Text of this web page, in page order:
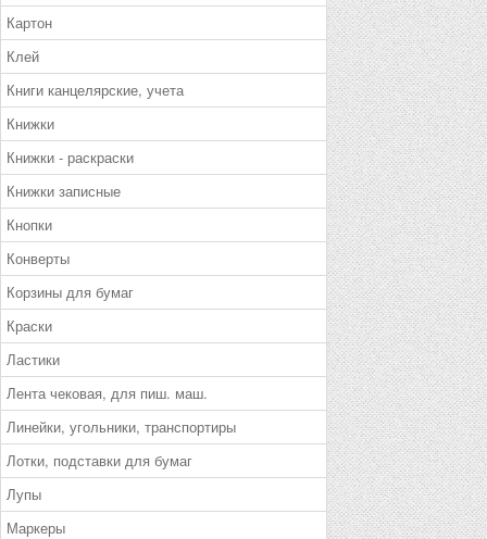
Картон
Клей
Книги канцелярские, учета
Книжки
Книжки - раскраски
Книжки записные
Кнопки
Конверты
Корзины для бумаг
Краски
Ластики
Лента чековая, для пиш. маш.
Линейки, угольники, транспортиры
Лотки, подставки для бумаг
Лупы
Маркеры